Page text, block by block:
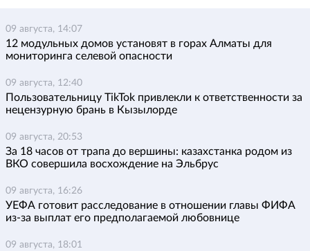
09 августа, 14:07
12 модульных домов установят в горах Алматы для
мониторинга селевой опасности
09 августа, 12:40
Пользовательницу TikTok привлекли к ответственности за
нецензурную брань в Кызылорде
09 августа, 20:53
За 18 часов от трапа до вершины: казахстанка родом из
ВКО совершила восхождение на Эльбрус
09 августа, 16:26
УЕФА готовит расследование в отношении главы ФИФА
из-за выплат его предполагаемой любовнице
09 августа, 18:01